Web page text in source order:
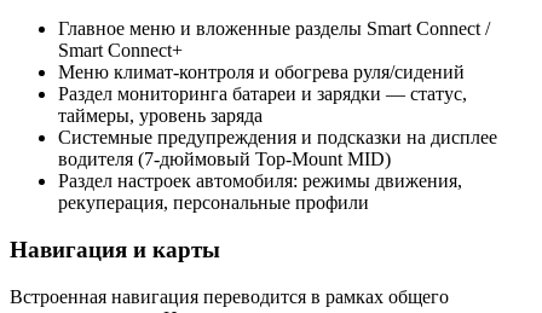
Главное меню и вложенные разделы Smart Connect /
Smart Connect+
Меню климат-контроля и обогрева руля/сидений
Раздел мониторинга батареи и зарядки — статус,
таймеры, уровень заряда
Системные предупреждения и подсказки на дисплее
водителя (7-дюймовый Top-Mount MID)
Раздел настроек автомобиля: режимы движения,
рекуперация, персональные профили
Навигация и карты
Встроенная навигация переводится в рамках общего